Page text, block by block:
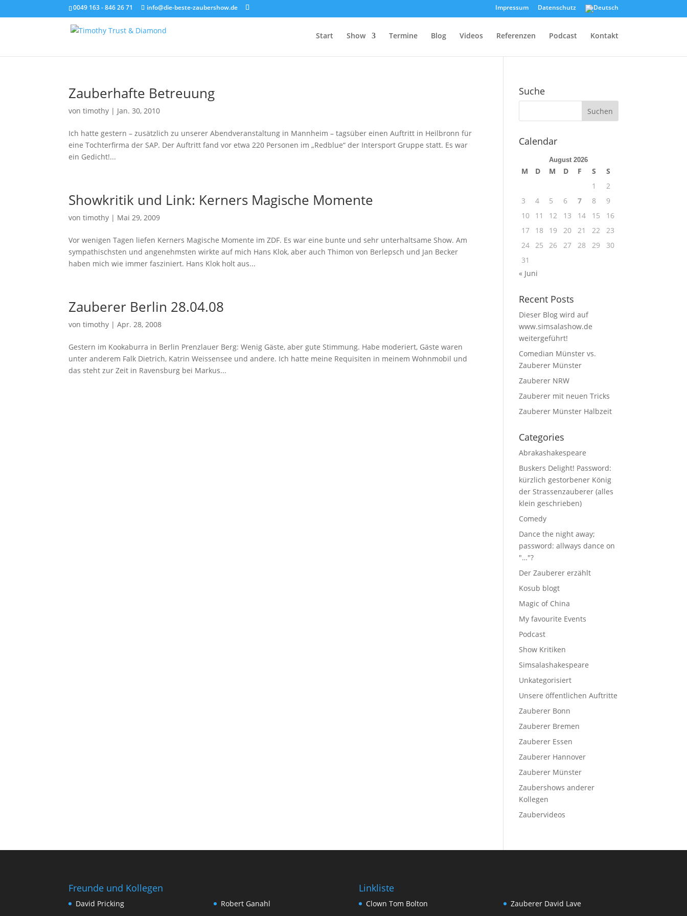
0049 163 - 846 26 71 info@die-beste-zaubershow.de Impressum Datenschutz
Start Show Termine Blog Videos Referenzen Podcast Kontakt
Zauberhafte Betreuung
vontimothy | Jan. 30, 2010
Ich hatte gestern – zusätzlich zu unserer Abendveranstaltung in Mannheim – tagsüber einen Auftritt in Heilbronn für
eine Tochterfirma der SAP. Der Auftritt fand vor etwa 220 Personen im „Redblue“ der Intersport Gruppe statt. Es war
ein Gedicht!...
Showkritik und Link: Kerners Magische Momente
vontimothy | Mai 29, 2009
Vor wenigen Tagen liefen Kerners Magische Momente im ZDF. Es war eine bunte und sehr unterhaltsame Show. Am
sympathischsten und angenehmsten wirkte auf mich Hans Klok, aber auch Thimon von Berlepsch und Jan Becker
haben mich wie immer fasziniert. Hans Klok holt aus...
Zauberer Berlin 28.04.08
vontimothy |Apr. 28, 2008
Gestern im Kookaburra in Berlin Prenzlauer Berg: Wenig Gäste, aber gute Stimmung. Habe moderiert, Gäste waren
unter anderem Falk Dietrich, Katrin Weissensee und andere. Ich hatte meine Requisiten in meinem Wohnmobil und
das steht zur Zeit in Ravensburg bei Markus...
Suche
Calendar
August 2026
M D M D F S
S
1
2
3
4 5 6 7 8
9
10
11 12 13 14 15
16
17
18 19 20 21 22
23
24 25 26 27 28 29
30
31
« Juni
Recent Posts
Dieser Blog wird auf
www.simsalashow.de
weitergeführt!
Comedian Münster vs.
Zauberer Münster
Zauberer NRW
Zauberer mit neuen Tricks
Zauberer Münster Halbzeit
Categories
Abrakashakespeare
Buskers Delight! Password:
kürzlich gestorbener König
der Strassenzauberer (alles
klein geschrieben)
Comedy
Dance the night away;
password: allways dance on
"…"?
Der Zauberer erzählt
Kosub blogt
Magic of China
My favourite Events
Podcast
Show Kritiken
Simsalashakespeare
Unkategorisiert
Unsere öffentlichen Auftritte
Zauberer Bonn
Zauberer Bremen
Zauberer Essen
Zauberer Hannover
Zauberer Münster
Zaubershows anderer
Kollegen
Zaubervideos
Freunde und Kollegen
David Pricking
Robert Ganahl
Linkliste
Clown Tom Bolton
Zauberer David Lave